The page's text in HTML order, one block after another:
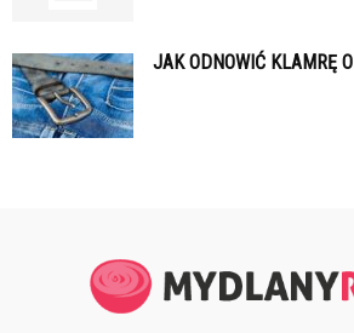
JAK ODNOWIĆ KLAMRĘ